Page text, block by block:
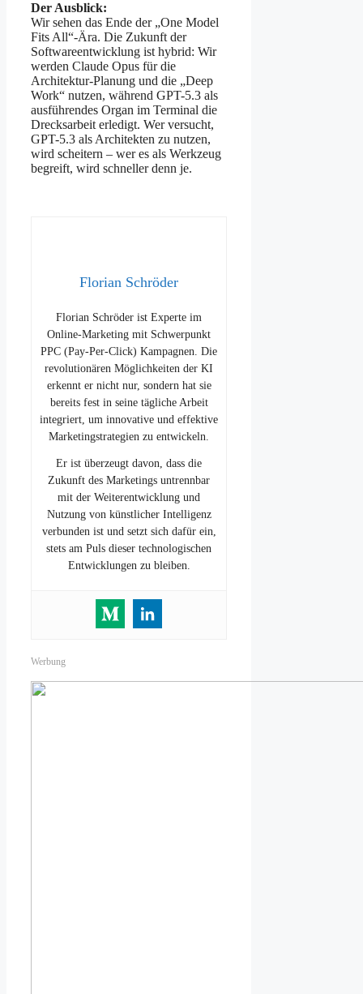
Der Ausblick:
Wir sehen das Ende der „One Model
Fits All“-Ära. Die Zukunft der
Softwareentwicklung ist hybrid: Wir
werden Claude Opus für die
Architektur-Planung und die „Deep
Work“ nutzen, während GPT-5.3 als
ausführendes Organ im Terminal die
Drecksarbeit erledigt. Wer versucht,
GPT-5.3 als Architekten zu nutzen,
wird scheitern – wer es als Werkzeug
begreift, wird schneller denn je.
Florian Schröder
Florian Schröder ist Experte im
Online-Marketing mit Schwerpunkt
PPC (Pay-Per-Click) Kampagnen. Die
revolutionären Möglichkeiten der KI
erkennt er nicht nur, sondern hat sie
bereits fest in seine tägliche Arbeit
integriert, um innovative und effektive
Marketingstrategien zu entwickeln.
Er ist überzeugt davon, dass die
Zukunft des Marketings untrennbar
mit der Weiterentwicklung und
Nutzung von künstlicher Intelligenz
verbunden ist und setzt sich dafür ein,
stets am Puls dieser technologischen
Entwicklungen zu bleiben.
Werbung